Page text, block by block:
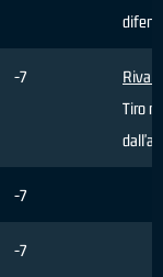
-7
Rivali
Tiro
-7
-7